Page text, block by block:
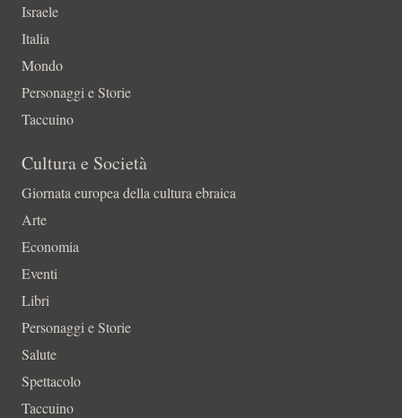
Israele
Italia
Mondo
Personaggi e Storie
Taccuino
Cultura e Società
Giornata europea della cultura ebraica
Arte
Economia
Eventi
Libri
Personaggi e Storie
Salute
Spettacolo
Taccuino